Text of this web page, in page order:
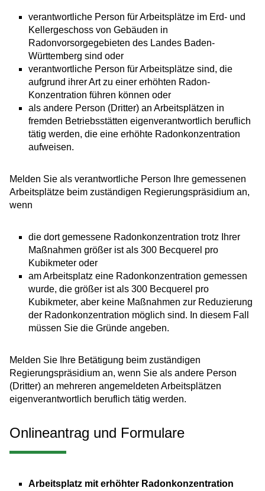
verantwortliche Person für Arbeitsplätze im Erd- und
Kellergeschoss von Gebäuden in
Radonvorsorgegebieten des Landes Baden-
Württemberg sind oder
verantwortliche Person für Arbeitsplätze sind, die
aufgrund ihrer Artzu einer erhöhten Radon-
Konzentration führen können oder
als andere Person (Dritter) an Arbeitsplätzen in
fremden Betriebsstätten eigenverantwortlich beruflich
tätig werden, die eine erhöhte Radonkonzentration
aufweisen.
Melden Sie als verantwortliche Person Ihre gemessenen
Arbeitsplätze beim zuständigen Regierungspräsidium an,
wenn
die dort gemessene Radonkonzentration trotz Ihrer
Maßnahmen größer ist als 300 Becquerel pro
Kubikmeter oder
am Arbeitsplatz eine Radonkonzentration gemessen
wurde, die größer ist als 300 Becquerel pro
Kubikmeter, aber keine Maßnahmen zur Reduzierung
der Radonkonzentration möglich sind. In diesem Fall
müssen Sie die Gründe angeben.
Melden Sie Ihre Betätigung beim zuständigen
Regierungspräsidium an, wenn Sie als andere Person
(Dritter) an mehreren angemeldeten Arbeitsplätzen
eigenverantwortlich beruflich tätig werden.
Onlineantrag und Formulare
Arbeitsplatz mit erhöhter Radonkonzentration